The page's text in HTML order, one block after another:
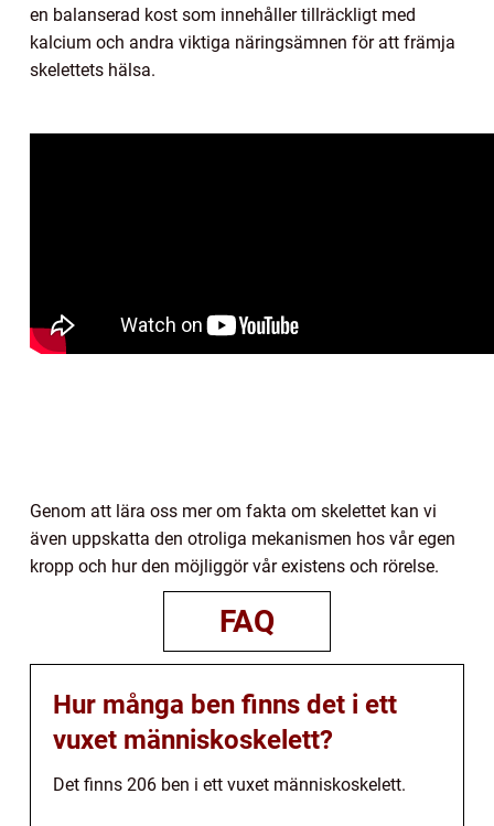
en balanserad kost som innehåller tillräckligt med
kalcium och andra viktiga näringsämnen för att främja
skelettets hälsa.
Genom att lära oss mer om fakta om skelettet kan vi
även uppskatta den otroliga mekanismen hos vår egen
kropp och hur den möjliggör vår existens och rörelse.
FAQ
Hur många ben finns det i ett
vuxet människoskelett?
Det finns 206 ben i ett vuxet människoskelett.